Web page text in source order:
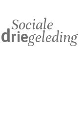
Sociale
driegeleding